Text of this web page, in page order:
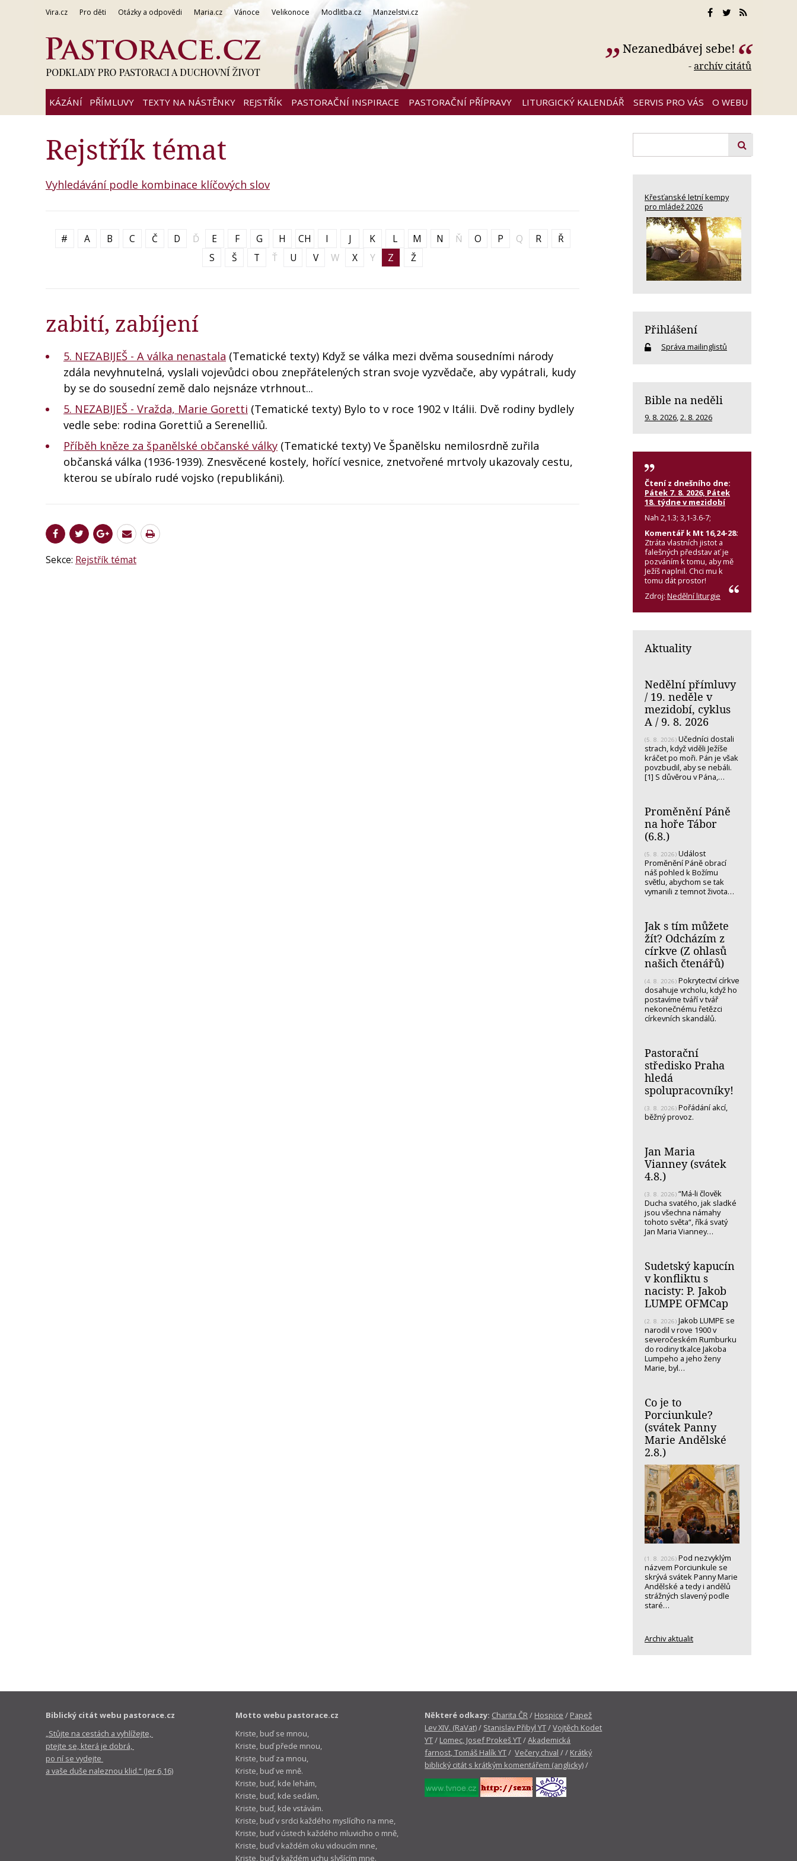
Vira.cz Pro děti Otázky a odpovědi Maria.cz Vánoce Velikonoce Modlitba.cz Manzelstvi.cz
Nezanedbávej sebe!
-archív citátů
KÁZÁNÍ PŘÍMLUVY TEXTY NA NÁSTĚNKY REJSTŘÍK PASTORAČNÍ INSPIRACE PASTORAČNÍ PŘÍPRAVY LITURGICKÝ KALENDÁŘ SERVIS PRO VÁS O WEBU
Rejstřík témat
Vyhledávání podle kombinace klíčových slov
# A B C Č D Ď E F G H CH I J K L M N Ň O P Q R
Ř
S
Š T Ť U V W X Y Z Ž
zabití, zabíjení
5. NEZABIJEŠ - A válka nenastala (Tematické texty) Když se válka mezi dvěma sousedními národy
zdála nevyhnutelná, vyslali vojevůdci obou znepřátelených stran svoje vyzvědače, aby vypátrali, kudy
by se do sousední země dalo nejsnáze vtrhnout...
5. NEZABIJEŠ - Vražda, Marie Goretti (Tematické texty) Bylo to v roce 1902 v Itálii. Dvě rodiny bydlely
vedle sebe: rodina Gorettiů a Serenelliů.
Příběh kněze za španělské občanské války (Tematické texty) Ve Španělsku nemilosrdně zuřila
občanská válka (1936-1939). Znesvěcené kostely, hořící vesnice, znetvořené mrtvoly ukazovaly cestu,
kterou se ubíralo rudé vojsko (republikáni).
Sekce: Rejstřík témat
Křesťanské letní kempy
pro mládež 2026
Přihlášení
Správa mailinglistů
Bible na neděli
9. 8. 2026 2. 8. 2026
Čtení z dnešního dne:
Pátek 7. 8. 2026, Pátek
18. týdne v mezidobí
Nah 2,1.3; 3,1-3.6-7;
Komentář k Mt 16,24-28:
Ztráta vlastních jistot a
falešných představ ať je
pozváním k tomu, aby mě
Ježíš naplnil. Chci mu k
tomu dát prostor!
Zdroj: Nedělní liturgie
Aktuality
Nedělní přímluvy
/ 19. neděle v
mezidobí, cyklus
A / 9. 8. 2026
(5. 8. 2026) Učedníci dostali
strach, když viděli Ježíše
kráčet po moři. Pán je však
povzbudil, aby se nebáli.
[1] S důvěrou v Pána,…
Proměnění Páně
na hoře Tábor
(6.8.)
(5. 8. 2026) Událost
Proměnění Páně obrací
náš pohled k Božímu
světlu, abychom se tak
vymanili z temnot života…
Jak s tím můžete
žít? Odcházím z
církve (Z ohlasů
našich čtenářů)
(4. 8. 2026) Pokrytectví církve
dosahuje vrcholu, když ho
postavíme tváří v tvář
nekonečnému řetězci
církevních skandálů.
Pastorační
středisko Praha
hledá
spolupracovníky!
(3. 8. 2026) Pořádání akcí,
běžný provoz.
Jan Maria
Vianney (svátek
4.8.)
(3. 8. 2026) “Má-li člověk
Ducha svatého, jak sladké
jsou všechna námahy
tohoto světa“, říká svatý
Jan Maria Vianney…
Sudetský kapucín
v konfliktu s
nacisty: P. Jakob
LUMPE OFMCap
(2. 8. 2026) Jakob LUMPE se
narodil v rove 1900 v
severočeském Rumburku
do rodiny tkalce Jakoba
Lumpeho a jeho ženy
Marie, byl…
Co je to
Porciunkule?
(svátek Panny
Marie Andělské
2.8.)
(1. 8. 2026) Pod nezvyklým
názvem Porciunkule se
skrývá svátek Panny Marie
Andělské a tedy i andělů
strážných slavený podle
staré…
Archiv aktualit
Biblický citát webu pastorace.cz
„Stůjte na cestách a vyhlížejte,
ptejte se, která je dobrá,
po ní se vydejte
a vaše duše naleznou klid.“ (Jer 6,16)
Motto webu pastorace.cz
Kriste, buď se mnou,
Kriste, buď přede mnou,
Kriste, buď za mnou,
Kriste, buď ve mně.
Kriste, buď, kde lehám,
Kriste, buď, kde sedám,
Kriste, buď, kde vstávám.
Kriste, buď v srdci každého myslícího na mne,
Kriste, buď v ústech každého mluvicího o mně,
Kriste, buď v každém oku vidoucím mne,
Kriste, buď v každém uchu slyšícím mne.
Některé odkazy: Charita ČR/ Hospice / Papež
Lev XIV. (RaVat)/ Stanislav Přibyl YT/Vojtěch Kodet
YT/ Lomec, Josef Prokeš YT/Akademická
farnost, Tomáš Halík YT/Večery chval / / Krátký
biblický citát s krátkým komentářem (anglicky)/